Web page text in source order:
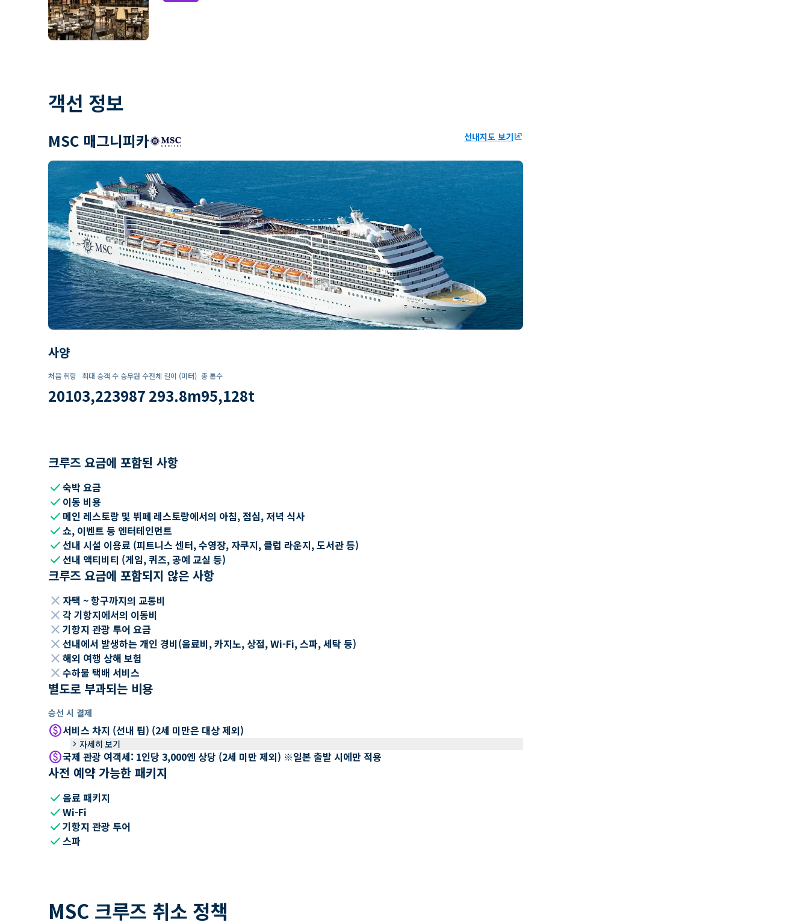
객선 정보
MSC 매그니피카 선내지도 보기ungroup
사양
처음 취항
2010
최대 승객 수
3,223
승무원 수
987
전체 길이 (미터)
293.8m
총 톤수
95,128t
크루즈 요금에 포함된 사항
check숙박 요금
check 이동 비용
check 메인 레스토랑 및 뷔페 레스토랑에서의 아침, 점심, 저녁 식사
check쇼, 이벤트 등 엔터테인먼트
check선내 시설 이용료 (피트니스 센터, 수영장, 자쿠지, 클럽 라운지, 도서관 등)
check선내 액티비티 (게임, 퀴즈, 공예 교실 등)
크루즈 요금에 포함되지 않은 사항
close 자택 ~ 항구까지의 교통비
close 각 기항지에서의 이동비
close 기항지 관광 투어 요금
close 선내에서 발생하는 개인 경비(음료비, 카지노, 상점, Wi-Fi, 스파, 세탁 등)
close 해외 여행 상해 보험
close 수하물 택배 서비스
별도로 부과되는 비용
승선 시 결제
paid서비스 차지 (선내 팁) (2세 미만은 대상 제외)
keyboard_arrow_right 자세히 보기
paid국제 관광 여객세: 1인당 3,000엔 상당 (2세 미만 제외) ※일본 출발 시에만 적용
사전 예약 가능한 패키지
check음료 패키지
checkWi-Fi
check기항지 관광 투어
check스파
MSC 크루즈 취소 정책